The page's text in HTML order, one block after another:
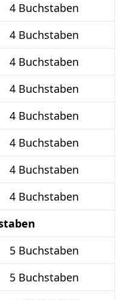
4 Buchstaben
4 Buchstaben
4 Buchstaben
4 Buchstaben
4 Buchstaben
4 Buchstaben
4 Buchstaben
4 Buchstaben
5 Buchstaben
5 Buchstaben